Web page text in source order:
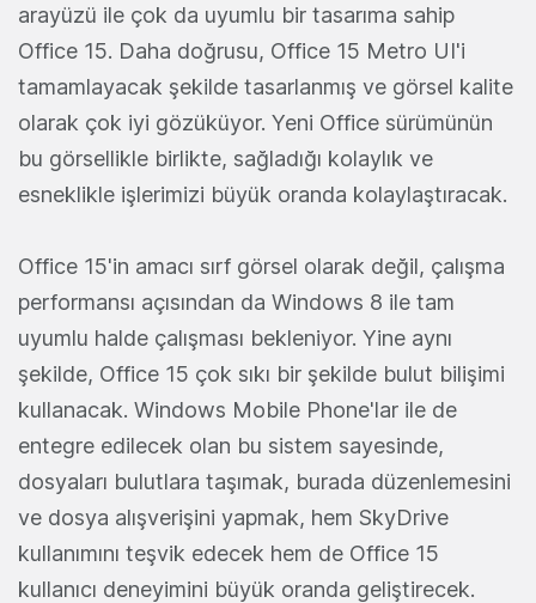
arayüzü ile çok da uyumlu bir tasarıma sahip
Office 15. Daha doğrusu, Office 15 Metro UI'i
tamamlayacak şekilde tasarlanmış ve görsel kalite
olarak çok iyi gözüküyor. Yeni Office sürümünün
bu görsellikle birlikte, sağladığı kolaylık ve
esneklikle işlerimizi büyük oranda kolaylaştıracak.
Office 15'in amacı sırf görsel olarak değil, çalışma
performansı açısından da Windows 8 ile tam
uyumlu halde çalışması bekleniyor. Yine aynı
şekilde, Office 15 çok sıkı bir şekilde bulut bilişimi
kullanacak. Windows Mobile Phone'lar ile de
entegre edilecek olan bu sistem sayesinde,
dosyaları bulutlara taşımak, burada düzenlemesini
ve dosya alışverişini yapmak, hem SkyDrive
kullanımını teşvik edecek hem de Office 15
kullanıcı deneyimini büyük oranda geliştirecek.